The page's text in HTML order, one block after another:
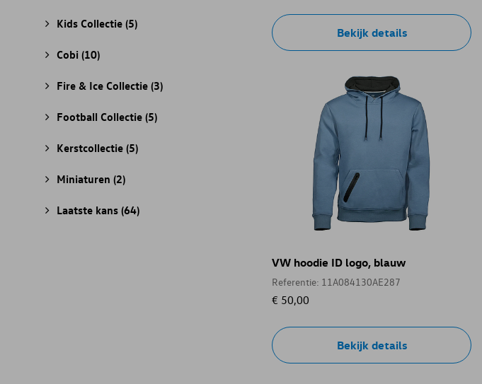
Kids Collectie (5)
Cobi (10)
Fire & Ice Collectie (3)
Football Collectie (5)
Kerstcollectie (5)
Miniaturen (2)
Laatste kans (64)
Bekijk details
VW hoodie ID logo, blauw
Referentie: 11A084130AE287
€ 50,00
Bekijk details